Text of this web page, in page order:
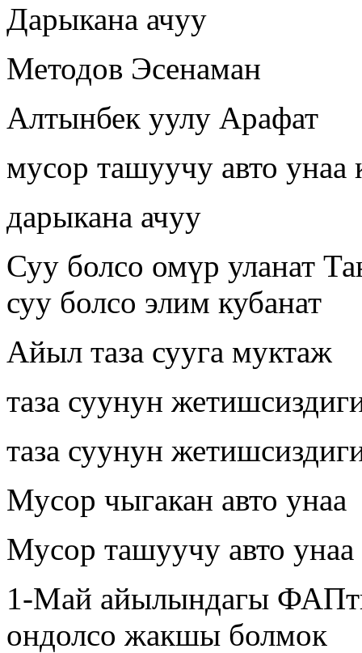
Дарыкана ачуу
Методов Эсенаман
Алтынбек уулу Арафат
мусор ташуучу авто унаа
дарыкана ачуу
Суу болсо омүр уланат
суу болсо элим кубанат
Айыл таза сууга муктаж
таза суунун
таза суунун
Мусор чыгакан авто унаа
Мусор ташуучу авто унаа
1-Май айылындагы
ондолсо жакшы болмок